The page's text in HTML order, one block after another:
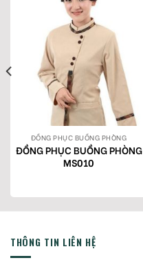
ĐỒNG PHỤC BUỒNG PHÒNG
ĐỒNG PHỤC BUỒNG PHÒNG
MS010
THÔNG TIN LIÊN HỆ